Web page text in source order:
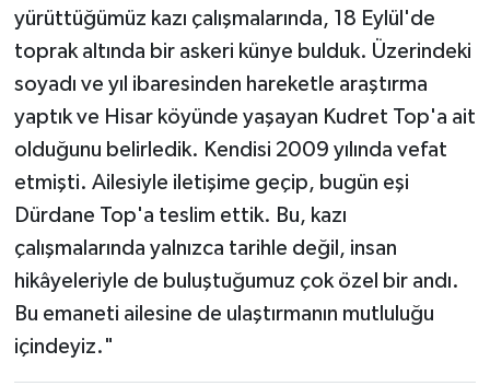
yürüttüğümüz kazı çalışmalarında, 18 Eylül'de
toprak altında bir askeri künye bulduk. Üzerindeki
soyadı ve yıl ibaresinden hareketle araştırma
yaptık ve Hisar köyünde yaşayan Kudret Top'a ait
olduğunu belirledik. Kendisi 2009 yılında vefat
etmişti. Ailesiyle iletişime geçip, bugün eşi
Dürdane Top'a teslim ettik. Bu, kazı
çalışmalarında yalnızca tarihle değil, insan
hikâyeleriyle de buluştuğumuz çok özel bir andı.
Bu emaneti ailesine de ulaştırmanın mutluluğu
içindeyiz."